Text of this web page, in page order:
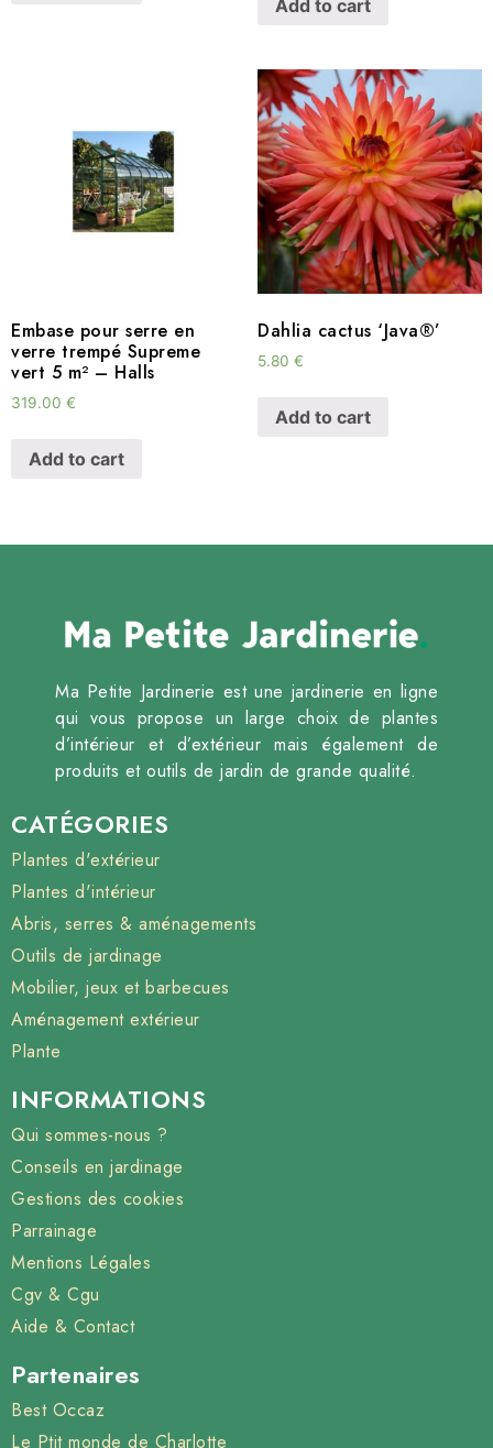
Add to cart
Embase pour serre en
verre trempé Supreme
vert 5 m² – Halls
319.00 €
Add to cart
Dahlia cactus ‘Java®’
5.80 €
Add to cart
Ma Petite Jardinerie est une jardinerie en ligne
qui vous propose un large choix de plantes
d’intérieur et d’extérieur mais également de
produits et outils de jardin de grande qualité.
CATÉGORIES
Plantes d'extérieur
Plantes d'intérieur
Abris, serres & aménagements
Outils de jardinage
Mobilier, jeux et barbecues
Aménagement extérieur
Plante
INFORMATIONS
Qui sommes-nous ?
Conseils en jardinage
Gestions des cookies
Parrainage
Mentions Légales
Cgv & Cgu
Aide & Contact
Partenaires
Best Occaz
Le Ptit monde de Charlotte